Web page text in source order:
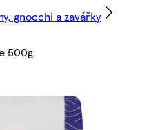
gnocchi a zavářky
500g